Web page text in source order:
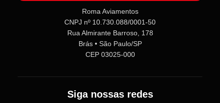
Roma Aviamentos
CNPJ nº 10.730.088/0001-50
Rua Almirante Barroso, 178
Brás • São Paulo/SP
CEP 03025-000
Siga nossas redes